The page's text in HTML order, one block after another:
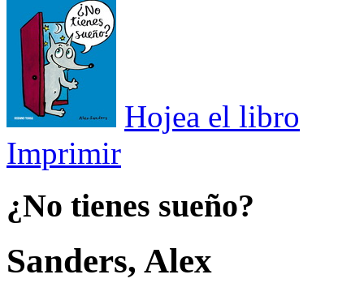
Hojea el libro
Imprimir
¿No tienes sueño?
Sanders, Alex